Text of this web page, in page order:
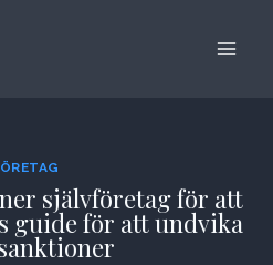
självföretag för att
guide för att undvika